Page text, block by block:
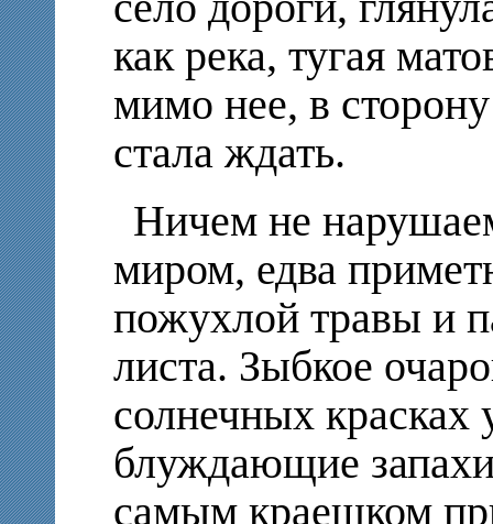
как река, тугая
мимо нее, в
стала ждать.
Ничем не
миром, едва
пожухлой травы и
листа. Зыбкое
солнечных красках
блуждающие
самым краешком